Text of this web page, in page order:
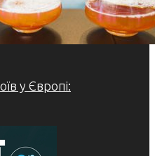
у Європі: